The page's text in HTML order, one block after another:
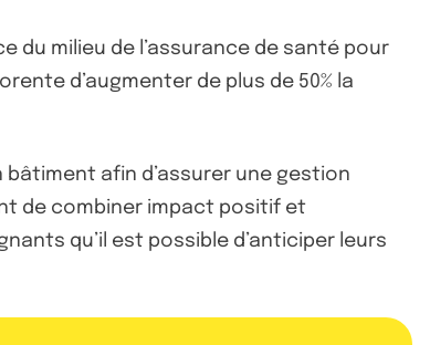
du milieu de l’assurance de santé pour
d’augmenter de plus de 50% la
afin d’assurer une gestion
de combiner impact positif et
qu’il est possible d’anticiper leurs